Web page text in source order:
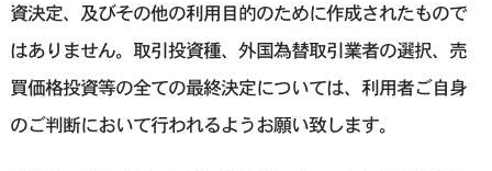
資決定、及びその他の利用目的のために作成されたもので
はありません。取引投資種、外国為替取引業者の選択、売
買価格投資等の全ての最終決定については、利用者ご自身
のご判断において行われるようお願い致します。